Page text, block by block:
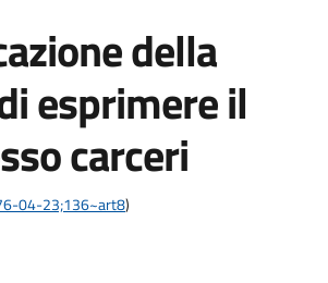
della
esprimere il
carceri
04-23;136~art8)